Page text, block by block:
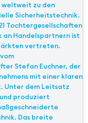
weltweit zu den
Sicherheitstechnik.
Tochtergesellschaften
an Handelspartnern ist
vertreten.
Stefan Euchner, der
mit einer klaren
Unter dem Leitsatz
produziert
Das breite